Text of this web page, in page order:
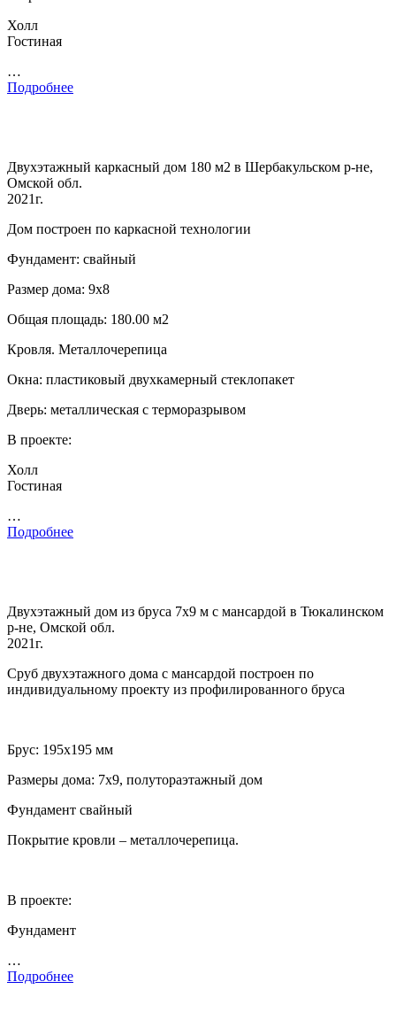
Холл
Гостиная
…
Подробнее
Двухэтажный каркасный дом 180 м2 в Шербакульском р-не,
Омской обл.
2021г.
Дом построен по каркасной технологии
Фундамент: свайный
Размер дома: 9х8
Общая площадь: 180.00 м2
Кровля. Металлочерепица
Окна: пластиковый двухкамерный стеклопакет
Дверь: металлическая с терморазрывом
В проекте:
Холл
Гостиная
…
Подробнее
Двухэтажный дом из бруса 7х9 м с мансардой в Тюкалинском
р-не, Омской обл.
2021г.
Сруб двухэтажного дома с мансардой построен по
индивидуальному проекту из профилированного бруса
Брус: 195х195 мм
Размеры дома: 7х9, полутораэтажный дом
Фундамент свайный
Покрытие кровли – металлочерепица.
В проекте:
Фундамент
…
Подробнее